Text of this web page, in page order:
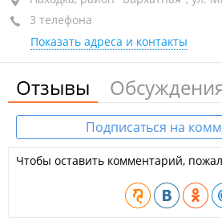
3 телефона
Показать адреса и контакты
Отзывы
Подписаться на
Чтобы оставить комментарий,